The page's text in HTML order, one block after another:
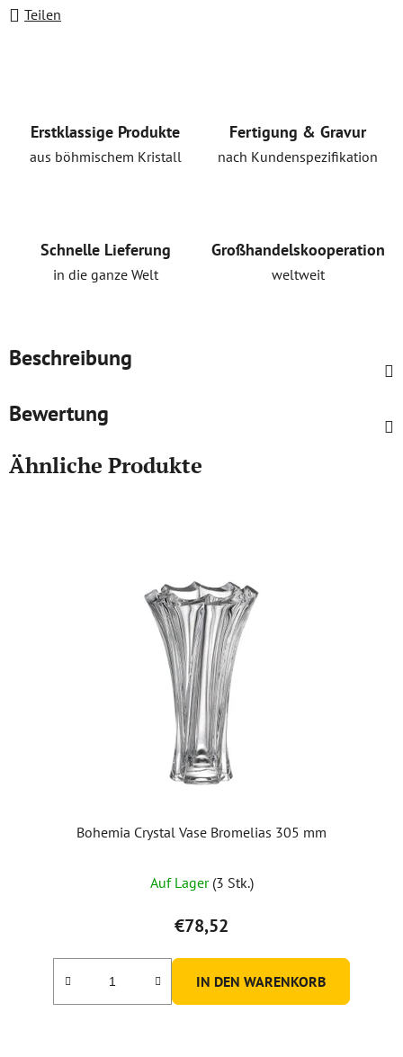
Teilen
Erstklassige Produkte
aus böhmischem Kristall
Fertigung & Gravur
nach Kundenspezifikation
Schnelle Lieferung
in die ganze Welt
Großhandelskooperation
weltweit
Beschreibung
Bewertung
Ähnliche Produkte
Bohemia Crystal Vase Bromelias 305 mm
Auf Lager (3 Stk.)
€78,52
IN DEN WARENKORB